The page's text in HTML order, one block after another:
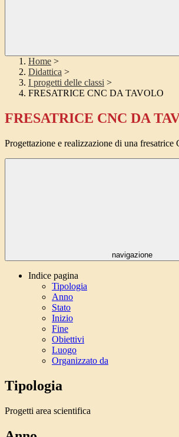
Home >
Didattica >
I progetti delle classi >
FRESATRICE CNC DA TAVOLO
FRESATRICE CNC DA
Progettazione e realizzazione di una fresatrice
navigazione
Indice pagina
Tipologia
Anno
Stato
Inizio
Fine
Obiettivi
Luogo
Organizzato da
Tipologia
Progetti area scientifica